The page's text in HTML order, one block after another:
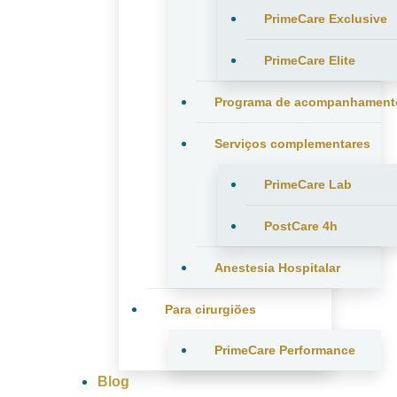
PrimeCare Exclusive
PrimeCare Elite
Programa de
Serviços complementares
PrimeCare Lab
PostCare 4h
Anestesia Hospitalar
Para cirurgiões
PrimeCare Performance
Blog